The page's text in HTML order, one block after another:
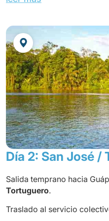
TAMARINDO
Día 2: San José /
Salida temprano hacia
Tortuguero.
Traslado al servicio